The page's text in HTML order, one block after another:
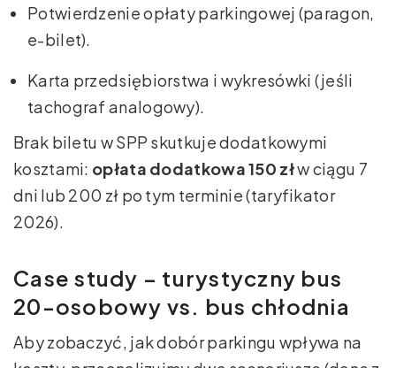
Potwierdzenie opłaty parkingowej (paragon,
e-bilet).
Karta przedsiębiorstwa i wykresówki (jeśli
tachograf analogowy).
Brak biletu w SPP skutkuje dodatkowymi
kosztami: opłata dodatkowa 150 złw ciągu 7
dni lub 200 zł po tym terminie (taryfikator
2026).
Case study – turystyczny bus
20-osobowy vs. bus chłodnia
Aby zobaczyć, jak dobór parkingu wpływa na